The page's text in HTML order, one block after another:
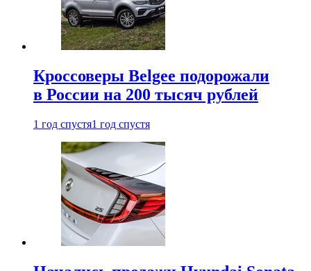
Кроссоверы Belgee подорожали
в России на 200 тысяч рублей
1 год спустя1 год спустя